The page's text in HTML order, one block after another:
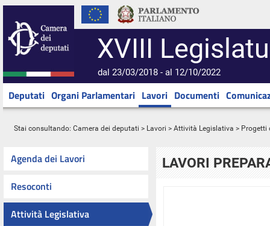
XVIII
dal 23/03/2018 - al 12/10/2022
Deputati Organi Parlamentari Lavori Documenti
Stai consultando: Camera dei deputati > Lavori > Attività Legislativa > Progetti
Agenda dei Lavori
Resoconti
Attività Legislativa
LAVORI